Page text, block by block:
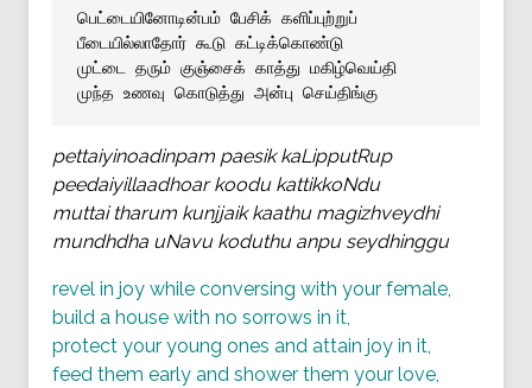
பெட்டையினோடின்பம் பேசிக் களிப்புற்றுப்
பீடையில்லாதோர் கூடு கட்டிக்கொண்டு
முட்டை தரும் குஞ்சைக் காத்து மகிழ்வெய்தி
முந்த உணவு கொடுத்து அன்பு செய்திங்கு
pettaiyinoadinpam paesik kaLipputRup
peedaiyillaadhoar koodu kattikkoNdu
muttai tharum kunjjaik kaathu magizhveydhi
mundhdha uNavu koduthu anpu seydhinggu
revel in joy while conversing with your female,
build a house with no sorrows in it,
protect your young ones and attain joy in it,
feed them early and shower them your love,